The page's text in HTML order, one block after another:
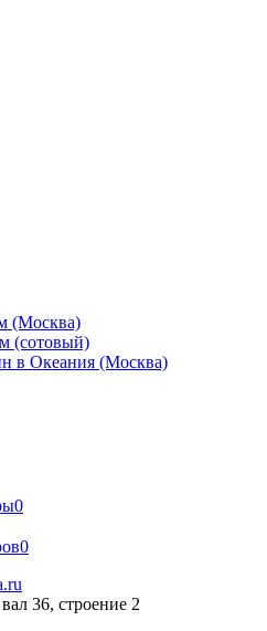
(Москва)
(сотовый)
в Океания (Москва)
0
0
36, строение 2